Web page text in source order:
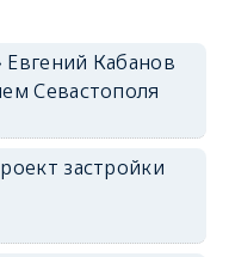
Кабанов
Севастополя
застройки